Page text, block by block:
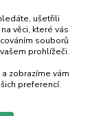
ušetřili
věci, které vás
souborů
prohlížeči.
zobrazíme vám
preferencí.